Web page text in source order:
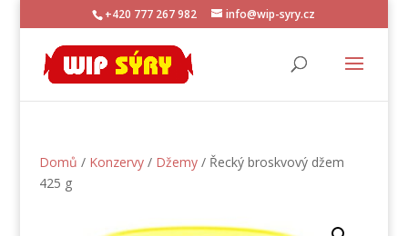
+420 777 267 982 info@wip-syry.cz
Domů / Konzervy/ Džemy/ Řecký broskvový džem
425 g